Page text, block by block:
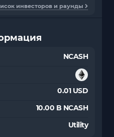
инвесторов и раунды
NCASH
0.01 USD
10.00 B NCASH
Utility